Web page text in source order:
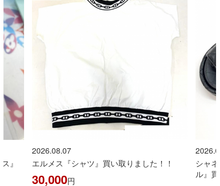
』
2026.08.07
エルメス『シャツ』買い取りました！！
30,000円
シャ
ル』